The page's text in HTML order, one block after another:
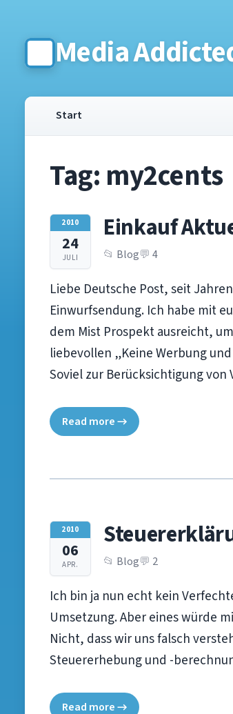
Media
Start
Tag: my2cents
2010
24
JULI
Einkauf
Blog 4
Liebe Deutsche Post, seit
Einwurfsendung. Ich habe mit
dem Mist Prospekt ausreicht,
liebevollen „Keine Werbung
Soviel zur Berücksichtigung
Read more →
2010
06
APR. Blog 2
Ich bin ja nun echt kein
Umsetzung. Aber eines würde
Nicht, dass wir uns falsch
Steuererhebung und -
Read more →